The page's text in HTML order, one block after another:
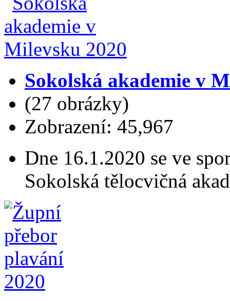
Sokolská akademie v
(27 obrázky)
Zobrazení: 45,967
Dne 16.1.2020 se ve
Sokolská tělocvičná